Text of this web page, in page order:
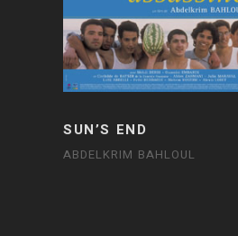
SUN’S END
ABDELKRIM BAHLOUL